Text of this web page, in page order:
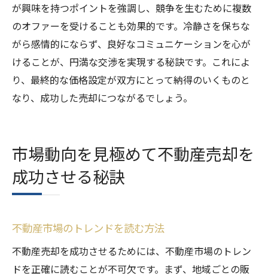
が興味を持つポイントを強調し、競争を生むために複数
のオファーを受けることも効果的です。冷静さを保ちな
がら感情的にならず、良好なコミュニケーションを心が
けることが、円満な交渉を実現する秘訣です。これによ
り、最終的な価格設定が双方にとって納得のいくものと
なり、成功した売却につながるでしょう。
市場動向を見極めて不動産売却を
成功させる秘訣
不動産市場のトレンドを読む方法
不動産売却を成功させるためには、不動産市場のトレン
ドを正確に読むことが不可欠です。まず、地域ごとの販